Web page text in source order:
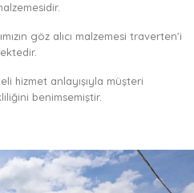
göz alıcı malzemesi traverten'i
hizmet anlayışıyla müşteri
benimsemiştir.